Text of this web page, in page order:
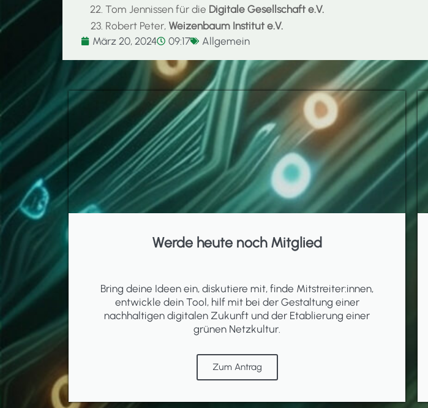
Tom Jennissen für die Digitale Gesellschaft e.V.
Robert Peter, Weizenbaum Institut e.V.
März 20, 2024
09:17 Allgemein
Werde heute noch Mitglied
Bring deine Ideen ein, diskutiere mit, finde Mitstreiter:innen,
entwickle dein Tool, hilf mit bei der Gestaltung einer
nachhaltigen digitalen Zukunft und der Etablierung einer
grünen Netzkultur.
Zum Antrag